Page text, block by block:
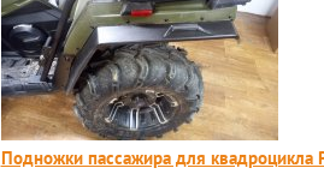
Подножки пассажира для